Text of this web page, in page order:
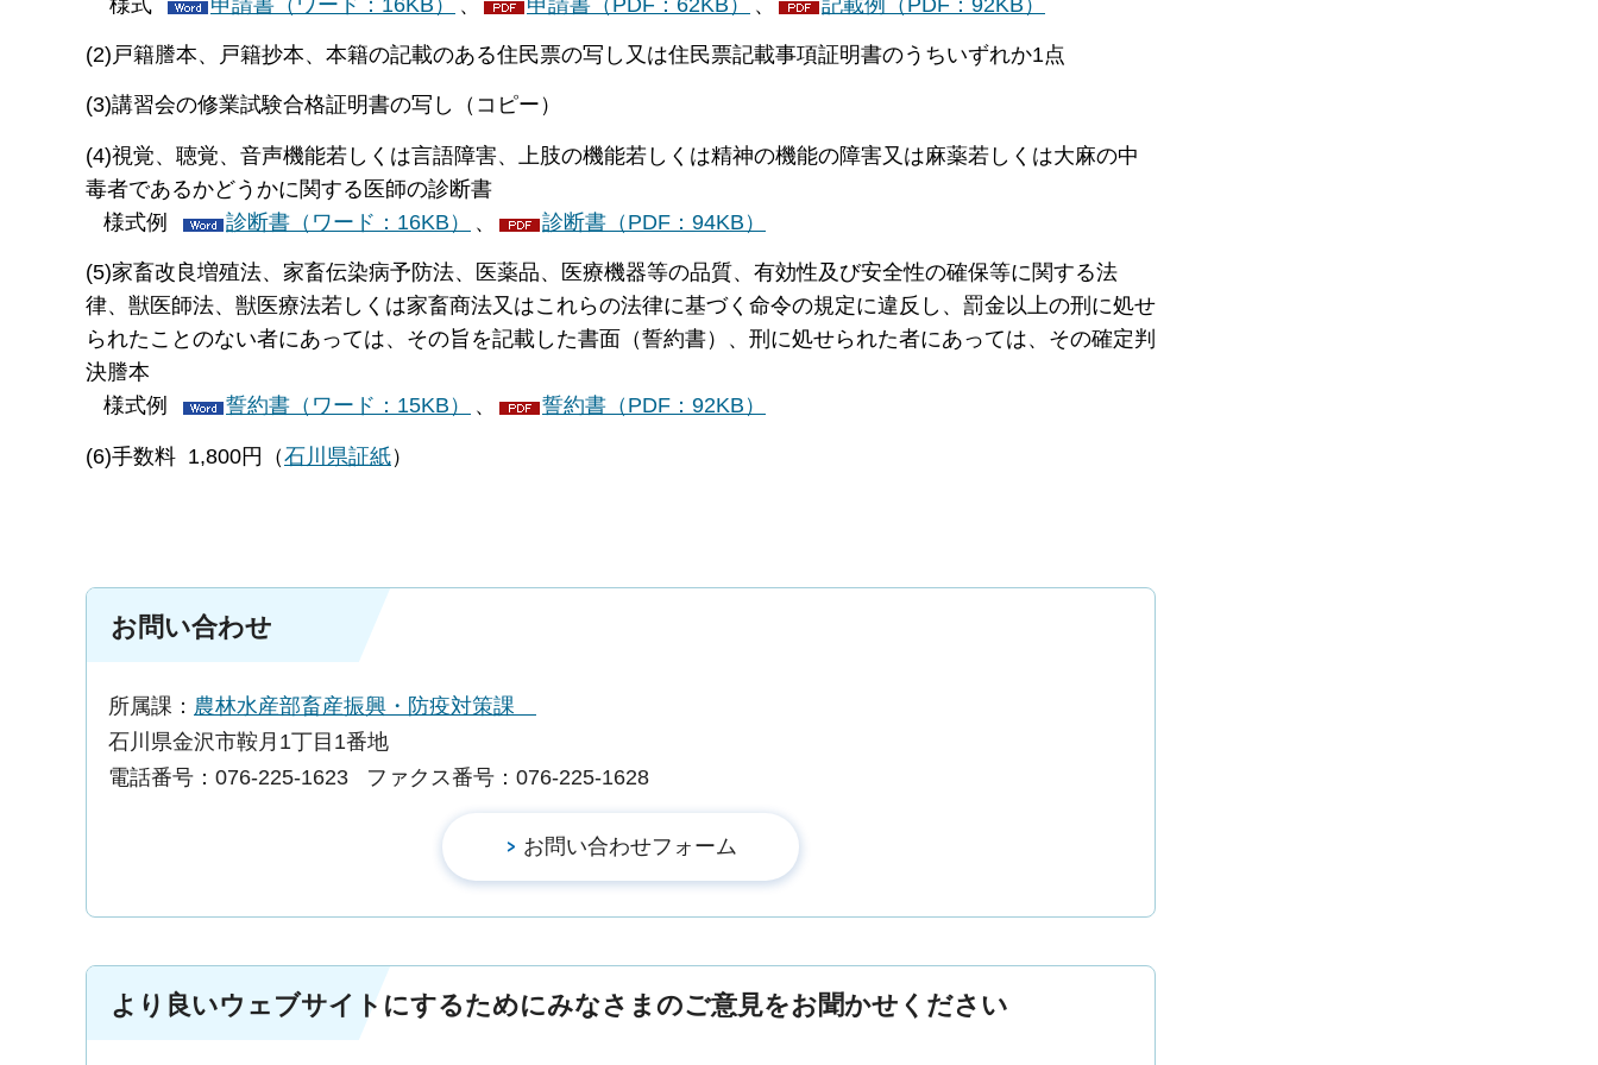
(2)戸籍謄本、戸籍抄本、本籍の記載のある住民票の写し又は住民票記載事項証明書のうちいずれか1点
(3)講習会の修業試験合格証明書の写し（コピー）
(4)視覚、聴覚、音声機能若しくは言語障害、上肢の機能若しくは精神の機能の障害又は麻薬若しくは大麻の中
毒者であるかどうかに関する医師の診断書
様式例
診断書（ワード：16KB） 、 診断書（PDF：94KB）
(5)家畜改良増殖法、家畜伝染病予防法、医薬品、医療機器等の品質、有効性及び安全性の確保等に関する法
律、獣医師法、獣医療法若しくは家畜商法又はこれらの法律に基づく命令の規定に違反し、罰金以上の刑に処せ
られたことのない者にあっては、その旨を記載した書面（誓約書）、刑に処せられた者にあっては、その確定判
決謄本
様式例
誓約書（ワード：15KB） 、 誓約書（PDF：92KB）
(6)手数料 1,800円（石川県証紙）
お問い合わせ
所属課： 農林水産部畜産振興・防疫対策課
石川県金沢市鞍月1丁目1番地
電話番号：076-225-1623
ファクス番号：076-225-1628
より良いウェブサイトにするためにみなさまのご意見をお聞かせください